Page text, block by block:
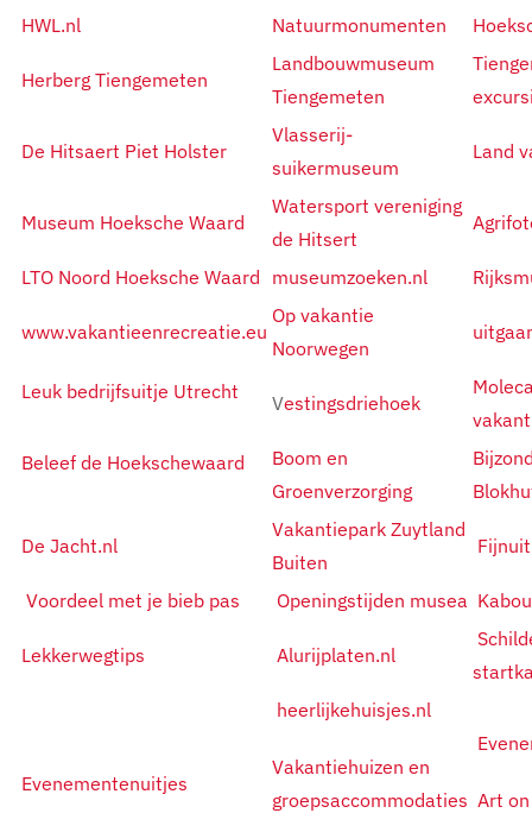
HWL.nl Natuurmonumenten
Herberg Tiengemeten
Landbouwmuseum
Tiengemeten
De Hitsaert Piet Holster
Vlasserij-
suikermuseum
Land
Museum Hoeksche Waard
Watersport vereniging
de Hitsert
LTO Noord Hoeksche Waard museumzoeken.nl
www.vakantieenrecreatie.eu
Op vakantie
Noorwegen
Leuk bedrijfsuitje Utrecht Vestingsdriehoek
Beleef de Hoekschewaard
Boom en
Groenverzorging
De Jacht.nl
Vakantiepark Zuytland
Buiten
Voordeel met je bieb pas Openingstijden musea
Lekkerwegtips Alurijplaten.nl
Evenementenuitjes
heerlijkehuisjes.nl
Vakantiehuizen en
groepsaccommodaties Art